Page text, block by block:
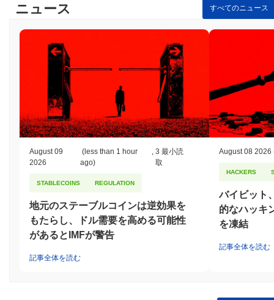
ニュース すべてのニュース
August 09
2026
(less than 1 hour
ago)
,3 最小読
取
STABLECOINS REGULATION
地元のステーブルコインは逆効果を
もたらし、ドル需要を高める可能性
があるとIMFが警告
記事全体を読む
August 08 2026
HACKERS
バイビット
的なハッキ
を凍結
記事全体を読む